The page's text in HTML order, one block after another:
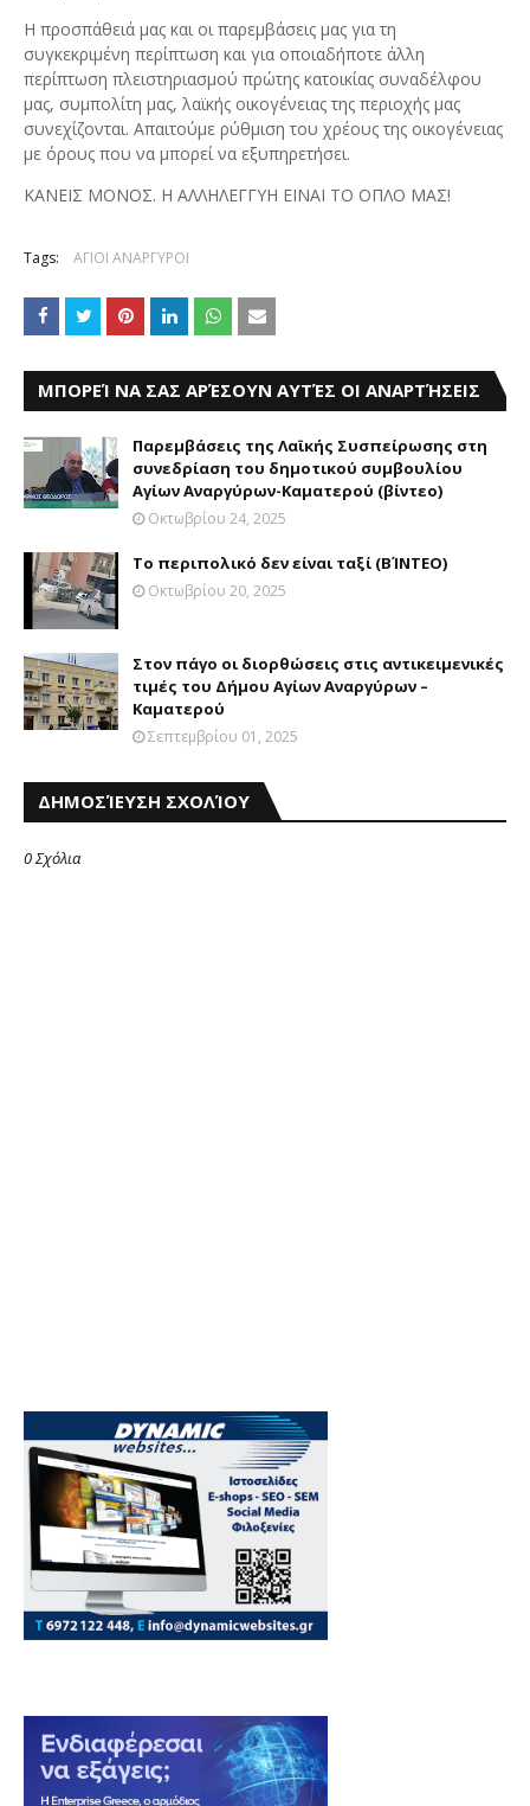
Η προσπάθειά μας και οι παρεμβάσεις μας για τη
συγκεκριμένη περίπτωση και για οποιαδήποτε άλλη
περίπτωση πλειστηριασμού πρώτης κατοικίας συναδέλφου
μας, συμπολίτη μας, λαϊκής οικογένειας της περιοχής μας
συνεχίζονται. Απαιτούμε ρύθμιση του χρέους της οικογένειας
με όρους που να μπορεί να εξυπηρετήσει.
ΚΑΝΕΙΣ ΜΟΝΟΣ. Η ΑΛΛΗΛΕΓΓΥΗ ΕΙΝΑΙ ΤΟ ΟΠΛΟ ΜΑΣ!
Tags: ΑΓΙΟΙ ΑΝΑΡΓΥΡΟΙ
ΜΠΟΡΕΊ ΝΑ ΣΑΣ ΑΡΈΣΟΥΝ ΑΥΤΈΣ ΟΙ ΑΝΑΡΤΉΣΕΙΣ
Παρεμβάσεις της Λαϊκής Συσπείρωσης στη
συνεδρίαση του δημοτικού συμβουλίου
Αγίων Αναργύρων-Καματερού (βίντεο)
Οκτωβρίου 24, 2025
Το περιπολικό δεν είναι ταξί (ΒΊΝΤΕΟ)
Οκτωβρίου 20, 2025
Στον πάγο οι διορθώσεις στις αντικειμενικές
τιμές του Δήμου Αγίων Αναργύρων –
Καματερού
Σεπτεμβρίου 01, 2025
ΔΗΜΟΣΊΕΥΣΗ ΣΧΟΛΊΟΥ
0 Σχόλια